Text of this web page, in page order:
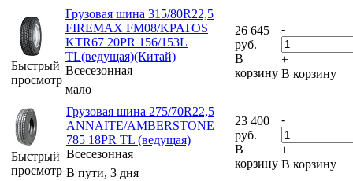
Быстрый
просмотр
Грузовая шина 315/80R22,5
FIREMAX FM08/KPATOS
KTR67 20PR 156/153L
TL(ведущая)(Китай)
Всесезонная
мало
26 645
руб.
В
корзину
-
+
В корзину
Быстрый
просмотр
Грузовая шина 275/70R22,5
ANNAITE/AMBERSTONE
785 18PR TL (ведущая)
Всесезонная
В пути, 3 дня
23 400
руб.
В
корзину
-
+
В корзину